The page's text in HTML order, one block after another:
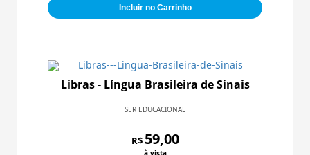
Incluir no Carrinho
Libras - Língua Brasileira de Sinais
SER EDUCACIONAL
R$ 59,00
à vista